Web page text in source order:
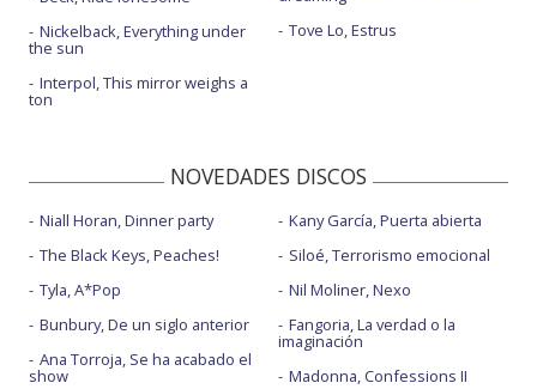
Nickelback, Everything under
the sun
Interpol, This mirror weighs a
ton
Tove Lo, Estrus
NOVEDADES DISCOS
Niall Horan, Dinner party
The Black Keys, Peaches!
Tyla, A*Pop
Bunbury, De un siglo anterior
Ana Torroja, Se ha acabado el
show
Kany García, Puerta abierta
Siloé, Terrorismo emocional
Nil Moliner, Nexo
Fangoria, La verdad o la
imaginación
Madonna, Confessions II